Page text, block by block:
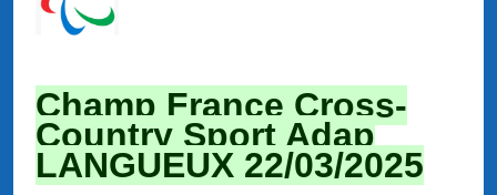
Champ France Cross-
Country Sport Adap
LANGUEUX 22/03/2025